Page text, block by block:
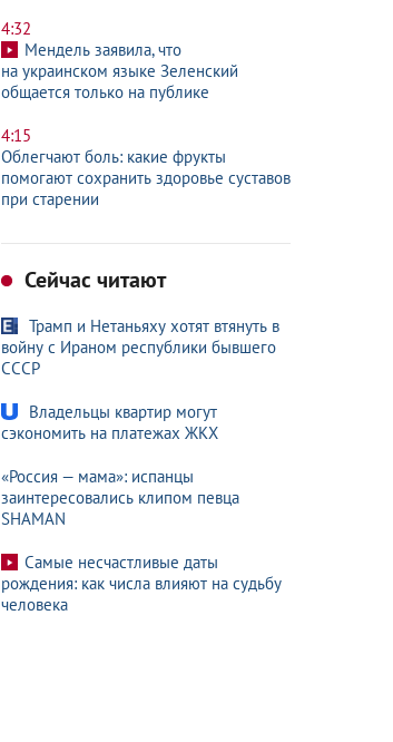
4:32
Мендель заявила, что
на украинском языке Зеленский
общается только на публике
4:15
Облегчают боль: какие фрукты
помогают сохранить здоровье суставов
при старении
Сейчас читают
Трамп и Нетаньяху хотят втянуть в
войну с Ираном республики бывшего
СССР
Владельцы квартир могут
сэкономить на платежах ЖКХ
«Россия — мама»: испанцы
заинтересовались клипом певца
SHAMAN
Самые несчастливые даты
рождения: как числа влияют на судьбу
человека